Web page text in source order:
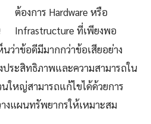
ต้องการ Hardware หรือ
Infrastructure ที่เพียงพอ
นว่าข้อดีมีมากกว่าข้อเสียอย่าง
ประสิทธิภาพและความสามารถใน
ใหญ่สามารถแก้ไขได้ด้วยการ
งแผนทรัพยากรให้เหมาะสม